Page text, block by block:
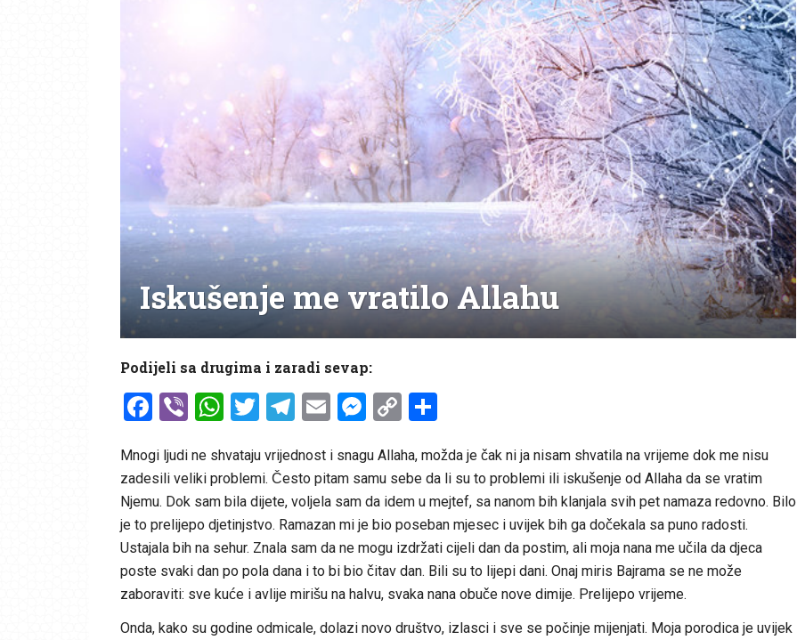
Iskušenje me vratilo Allahu
Podijeli sa drugima i zaradi sevap:
Facebook
ViberWhatsApp
Twitter
Telegram
EmailMessenger
CopyShare
Mnogi ljudi ne shvataju vrijednost i snagu Allaha, možda je čak ni ja nisam shvatila na vrijeme dok me nisu
zadesili veliki problemi. Često pitam samu sebe da li su to problemi ili iskušenje od Allaha da se vratim
Njemu. Dok sam bila dijete, voljela sam da idem u mejtef, sa nanom bih klanjala svih pet namaza redovno. Bilo
je to prelijepo djetinjstvo. Ramazan mi je bio poseban mjesec i uvijek bih ga dočekala sa puno radosti.
Ustajala bih na sehur. Znala sam da ne mogu izdržati cijeli dan da postim, ali moja nana me učila da djeca
poste svaki dan po pola dana i to bi bio čitav dan. Bili su to lijepi dani. Onaj miris Bajrama se ne može
zaboraviti: sve kuće i avlije mirišu na halvu, svaka nana obuče nove dimije. Prelijepo vrijeme.
Onda, kako su godine odmicale, dolazi novo društvo, izlasci i sve se počinje mijenjati. Moja porodica je uvijek